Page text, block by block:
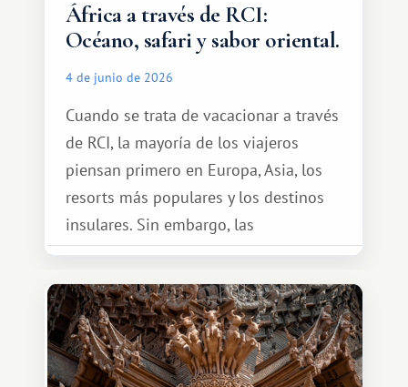
África a través de RCI:
Océano, safari y sabor oriental.
4 de junio de 2026
Cuando se trata de vacacionar a través
de RCI, la mayoría de los viajeros
piensan primero en Europa, Asia, los
resorts más populares y los destinos
insulares. Sin embargo, las
oportunidades que ofrece el sistema
de intercambio son mucho más
amplias. Entre ellas se encuentra
África, un continente que ofrece una
experiencia de viaje completamente